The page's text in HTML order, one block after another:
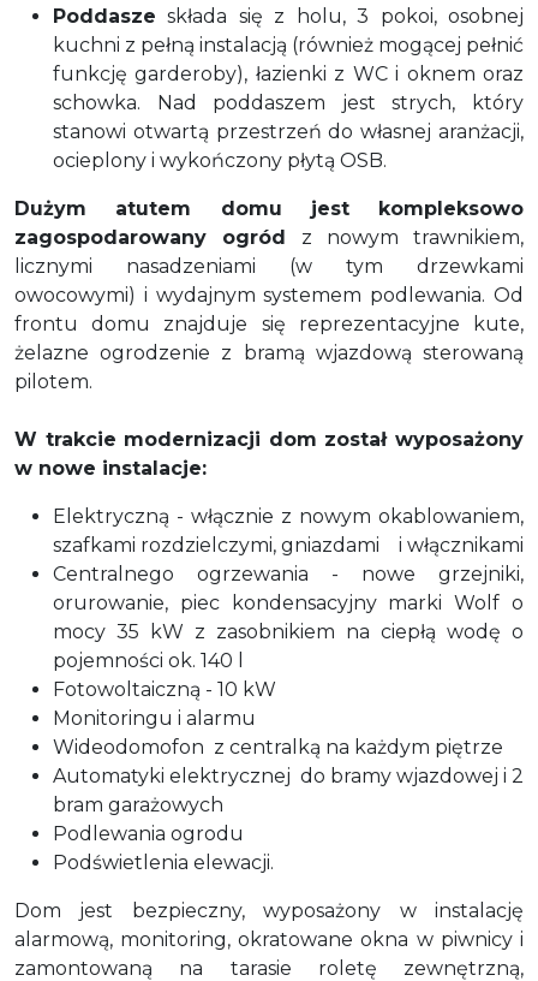
Poddasze składa się z holu, 3 pokoi, osobnej
kuchni z pełną instalacją (również mogącej pełnić
funkcję garderoby), łazienki z WC i oknem oraz
schowka. Nad poddaszem jest strych, który
stanowi otwartą przestrzeń do własnej aranżacji,
ocieplony i wykończony płytą OSB.
Dużym atutem domu jest kompleksowo
zagospodarowany ogród z nowym trawnikiem,
licznymi nasadzeniami (w tym drzewkami
owocowymi) i wydajnym systemem podlewania. Od
frontu domu znajduje się reprezentacyjne kute,
żelazne ogrodzenie z bramą wjazdową sterowaną
pilotem.
W trakcie modernizacji dom został wyposażony
w nowe instalacje:
Elektryczną - włącznie z nowym okablowaniem,
szafkami rozdzielczymi, gniazdami
i włącznikami
Centralnego ogrzewania - nowe grzejniki,
orurowanie, piec kondensacyjny marki Wolf o
mocy 35 kW z zasobnikiem na ciepłą wodę o
pojemności ok. 140 l
Fotowoltaiczną - 10 kW
Monitoringu i alarmu
Wideodomofon z centralką na każdym piętrze
Automatyki elektrycznej do bramy wjazdowej i 2
bram garażowych
Podlewania ogrodu
Podświetlenia elewacji.
Dom jest bezpieczny, wyposażony w instalację
alarmową, monitoring, okratowane okna w piwnicy i
zamontowaną na tarasie roletę zewnętrzną,